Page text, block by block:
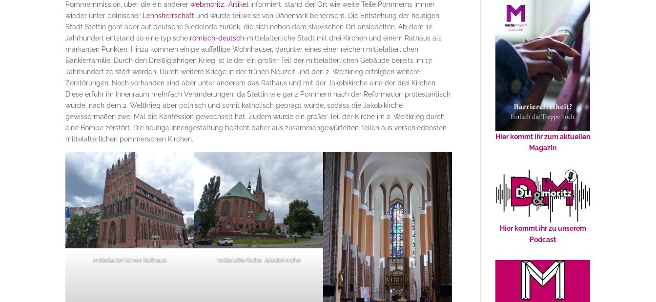
Pommernmission, über die ein andererwebmoritz.-Artikel informiert, stand der Ort wie weite Teile Pommerns immer
wieder unter polnischer
Lehnsherrschaft und wurde teilweise von Dänemark beherrscht. Die Entstehung der heutigen
Stadt Stettin geht aber auf deutsche Siedelnde zurück, die sich neben dem slawischen Ort ansiedelten. Ab dem 12.
Jahrhundert entstand so eine typische römisch-deutsch-mittelalterliche Stadt mit drei Kirchen und einem Rathaus als
markanten Punkten. Hinzu kommen einige auffällige Wohnhäuser, darunter eines einer reichen mittelalterlichen
Bankierfamilie. Durch den Dreißigjährigen Krieg ist leider ein großer Teil der mittelalterlichen Gebäude bereits im 17.
Jahrhundert zerstört worden. Durch weitere Kriege in der frühen Neuzeit und den 2. Weltkrieg erfolgten weitere
Zerstörungen. Noch vorhanden sind aber unter anderem das Rathaus und mit der Jakobikirche eine der drei Kirchen.
Diese erfuhr im Innenraum mehrfach Veränderungen, da Stettin wie ganz Pommern nach der Reformation protestantisch
wurde, nach dem 2. Weltkrieg aber polnisch und somit katholisch geprägt wurde, sodass die Jakobikirche
gewissermaßen zwei Mal die Konfession gewechselt hat. Zudem wurde ein großer Teil der Kirche im 2. Weltkrieg durch
eine Bombe zerstört. Die heutige Innengestaltung besteht daher aus zusammengewürfelten Teilen aus verschiedensten
mittelalterlichen pommerschen Kirchen.
mittelalterliches Rathaus mittelalterliche Jakobikirche
Hier kommt ihr zum aktuellen
Magazin
Hier kommt ihr zu unserem
Podcast